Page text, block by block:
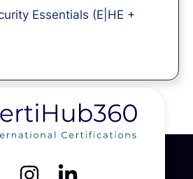
Essentials (E|HE +